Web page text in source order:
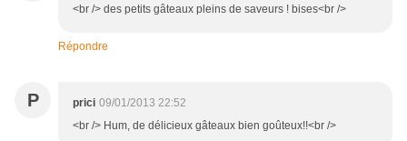
<br /> des petits gâteaux pleins de saveurs ! bises<br />
Répondre
P prici 09/01/2013 22:52
<br /> Hum, de délicieux gâteaux bien goûteux!!<br />